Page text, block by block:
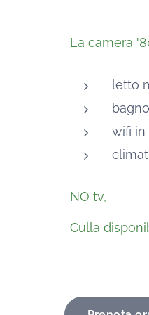
La camera
letto
wifi in
NO tv,
Culla